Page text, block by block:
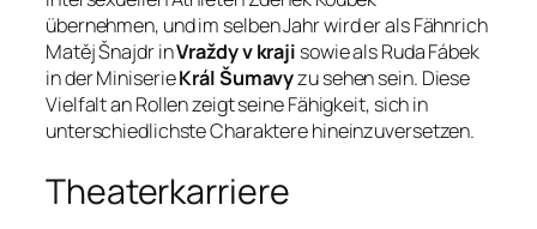
übernehmen, und im selben Jahr wird er als Fähnrich
Matěj Šnajdr inVraždy v kraji sowie als Ruda Fábek
in der MiniserieKrál Šumavyzu sehen sein. Diese
Vielfalt an Rollen zeigt seine Fähigkeit, sich in
unterschiedlichste Charaktere hineinzuversetzen.
Theaterkarriere